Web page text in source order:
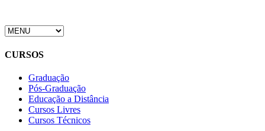
CURSOS
Graduação
Pós-Graduação
Educação a Distância
Cursos Livres
Cursos Técnicos